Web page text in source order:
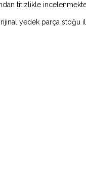
titizlikle
yedek parça